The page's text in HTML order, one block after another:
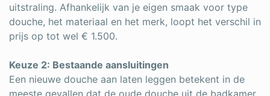
uitstraling. Afhankelijk van je eigen smaak voor type
douche, het materiaal en het merk, loopt het verschil in
prijs op tot wel € 1.500.
Keuze 2: Bestaande aansluitingen
Een nieuwe douche aan laten leggen betekent in de
meeste gevallen dat de oude douche uit de badkamer